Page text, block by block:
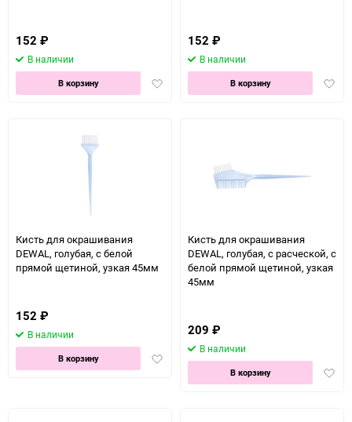
152 ₽
В наличии
Добавить
В корзину
152 ₽
В наличии
В корзину
Кисть для окрашивания
DEWAL, голубая, с белой
прямой щетиной, узкая 45мм
152 ₽
В наличии
Добавить
избранное
В корзину
Кисть для окрашивания
DEWAL, голубая, с расческой, с
белой прямой щетиной, узкая
45мм
209 ₽
В наличии
В корзину